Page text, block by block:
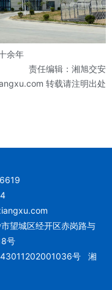
余年
责任编辑：湘旭交安
转载请注明出处
望城区经开区赤岗路与
号
号
湘